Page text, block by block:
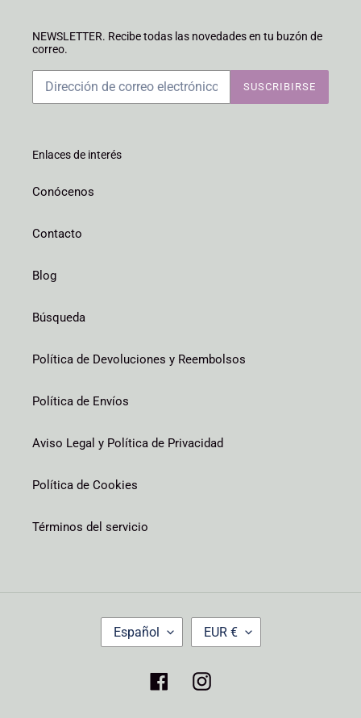
NEWSLETTER. Recibe todas las novedades en tu buzón de
correo.
SUSCRIBIRSE
Enlaces de interés
Conócenos
Contacto
Blog
Búsqueda
Política de Devoluciones y Reembolsos
Política de Envíos
Aviso Legal y Política de Privacidad
Política de Cookies
Términos del servicio
I
Español
M
E
D
EUR €
FacebookInstagram